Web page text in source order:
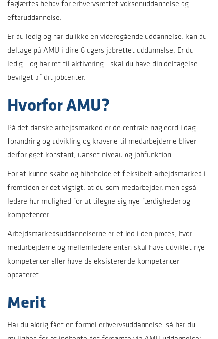
faglærtes behov for erhvervsrettet voksenuddannelse og
efteruddannelse.
Er du ledig og har du ikke en videregående uddannelse, kan du
deltage på AMU i dine 6 ugers jobrettet uddannelse. Er du
ledig - og har ret til aktivering - skal du have din deltagelse
bevilget af dit jobcenter.
Hvorfor AMU?
På det danske arbejdsmarked er de centrale nøgleord i dag
forandring og udvikling og kravene til medarbejderne bliver
derfor øget konstant, uanset niveau og jobfunktion.
For at kunne skabe og bibeholde et fleksibelt arbejdsmarked i
fremtiden er det vigtigt, at du som medarbejder, men også
ledere har mulighed for at tilegne sig nye færdigheder og
kompetencer.
Arbejdsmarkedsuddannelserne er et led i den proces, hvor
medarbejderne og mellemledere enten skal have udviklet nye
kompetencer eller have de eksisterende kompetencer
opdateret.
Merit
Har du aldrig fået en formel erhvervsuddannelse, så har du